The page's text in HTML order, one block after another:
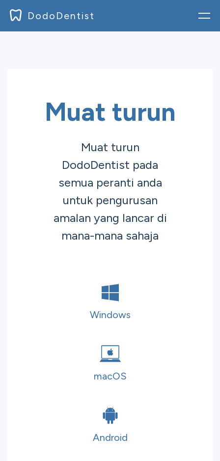
DodoDentist
Daftar
Muat turun
Muat turun
DodoDentist pada
semua peranti anda
untuk pengurusan
amalan yang lancar di
mana-mana sahaja
Windows
macOS
Android